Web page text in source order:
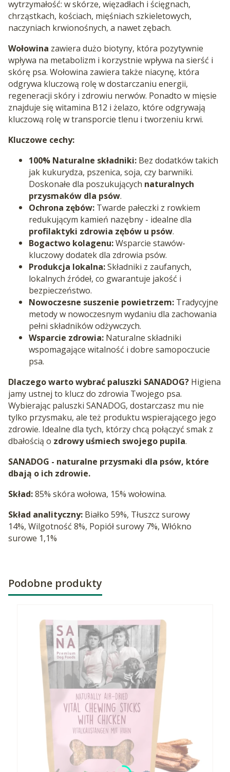
wytrzymałość: w skórze, więzadłach i ścięgnach,
chrząstkach, kościach, mięśniach szkieletowych,
naczyniach krwionośnych, a nawet zębach.
Wołowina zawiera dużo biotyny, która pozytywnie
wpływa na metabolizm i korzystnie wpływa na sierść i
skórę psa. Wołowina zawiera także niacynę, która
odgrywa kluczową rolę w dostarczaniu energii,
regeneracji skóry i zdrowiu nerwów. Ponadto w mięsie
znajduje się witamina B12 i żelazo, które odgrywają
kluczową rolę w transporcie tlenu i tworzeniu krwi.
Kluczowe cechy:
100% Naturalne składniki: Bez dodatków takich
jak kukurydza, pszenica, soja, czy barwniki.
Doskonałe dla poszukujących naturalnych
przysmaków dla psów.
Ochrona zębów: Twarde pałeczki z rowkiem
redukującym kamień nazębny - idealne dla
profilaktyki zdrowia zębów u psów.
Bogactwo kolagenu:Wsparcie stawów-
kluczowy dodatek dla zdrowia psów.
Produkcja lokalna:Składniki z zaufanych,
lokalnych źródeł, co gwarantuje jakość i
bezpieczeństwo.
Nowoczesne suszenie powietrzem: Tradycyjne
metody w nowoczesnym wydaniu dla zachowania
pełni składników odżywczych.
Wsparcie zdrowia: Naturalne składniki
wspomagające witalność i dobre samopoczucie
psa.
Dlaczego warto wybrać paluszki SANADOG? Higiena
jamy ustnej to klucz do zdrowia Twojego psa.
Wybierając paluszki SANADOG, dostarczasz mu nie
tylko przysmaku, ale też produktu wspierającego jego
zdrowie. Idealne dla tych, którzy chcą połączyć smak z
dbałością o zdrowy uśmiech swojego pupila.
SANADOG - naturalne przysmaki dla psów, które
dbają o ich zdrowie.
Skład:85% skóra wołowa, 15% wołowina.
Skład analityczny: Białko 59%, Tłuszcz surowy
14%, Wilgotność 8%, Popiół surowy 7%, Włókno
surowe 1,1%
Podobne produkty